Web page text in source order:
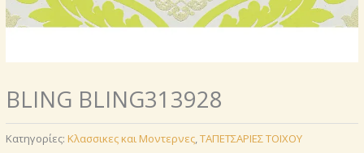
BLING BLING313928
Κατηγορίες: Κλασσικες και Μοντερνες,ΤΑΠΕΤΣΑΡΙΕΣ ΤΟΙΧΟΥ